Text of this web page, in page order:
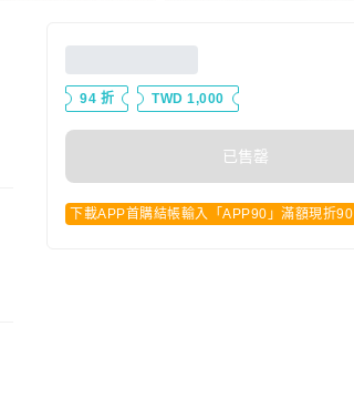
94 折 TWD 1,000
已售罄
下載APP首購結帳輸入「APP90」滿額現折90